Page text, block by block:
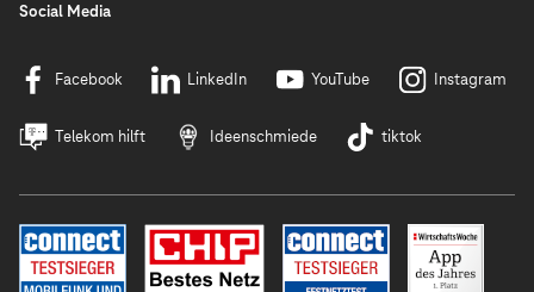
Social Media
Facebook LinkedIn YouTube Instagram
Telekom hilft Ideenschmiede tiktok